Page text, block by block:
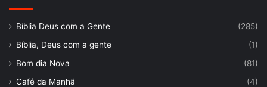
Bíblia Deus com a Gente
(285)
Bíblia, Deus com a gente
(1)
Bom dia Nova
(81)
Café da Manhã
(4)